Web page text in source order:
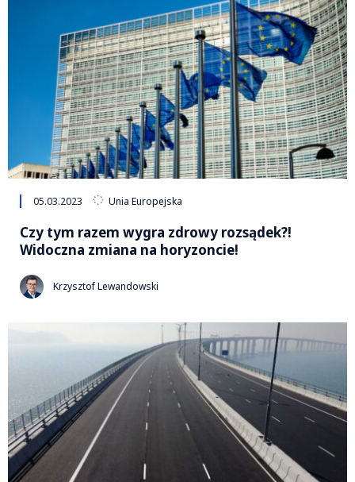
05.03.2023 Unia Europejska
Czy tym razem wygra zdrowy rozsądek?!
Widoczna zmiana na horyzoncie!
Krzysztof Lewandowski